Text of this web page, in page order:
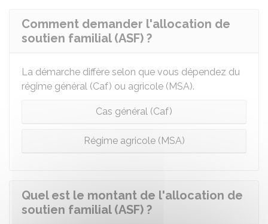
Comment demander l'allocation de
soutien familial (ASF) ?
La démarche diffère selon que vous dépendez du
régime général (Caf) ou agricole (MSA).
Cas général (Caf)
Régime agricole (MSA)
Quel est le montant de l'allocation de
soutien familial (ASF) ?